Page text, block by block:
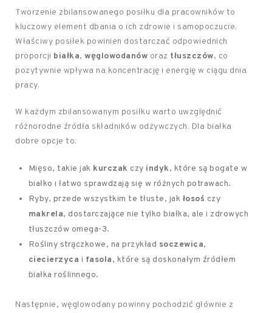
Tworzenie zbilansowanego posiłku dla pracowników to
kluczowy element dbania o ich zdrowie i samopoczucie.
Właściwy posiłek powinien dostarczać odpowiednich
proporcji białka, węglowodanów oraz tłuszczów, co
pozytywnie wpływa na koncentrację i energię w ciągu dnia
pracy.
W każdym zbilansowanym posiłku warto uwzględnić
różnorodne źródła składników odżywczych. Dla białka
dobre opcje to:
Mięso, takie jak kurczak czy indyk, które są bogate w
białko i łatwo sprawdzają się w różnych potrawach.
Ryby, przede wszystkim te tłuste, jak łosoś czy
makrela, dostarczające nie tylko białka, ale i zdrowych
tłuszczów omega-3.
Rośliny strączkowe, na przykład soczewica,
ciecierzyca i fasola, które są doskonałym źródłem
białka roślinnego.
Następnie, węglowodany powinny pochodzić głównie z